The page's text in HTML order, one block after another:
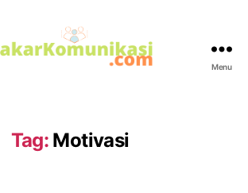
Menu
Tag: Motivasi